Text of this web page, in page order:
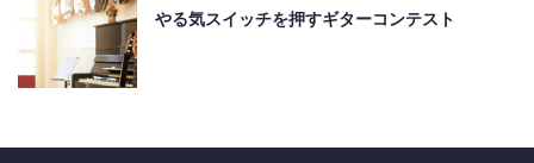
やる気スイッチを押すギターコンテスト